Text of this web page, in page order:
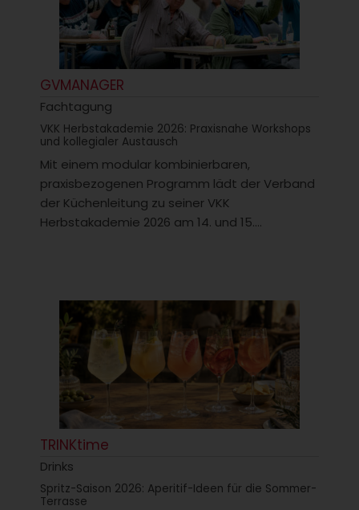
GVMANAGER
Fachtagung
VKK Herbstakademie 2026: Praxisnahe Workshops
und kollegialer Austausch
Mit einem modular kombinierbaren,
praxisbezogenen Programm lädt der Verband
der Küchenleitung zu seiner VKK
Herbstakademie 2026 am 14. und 15....
TRINKtime
Drinks
Spritz-Saison 2026: Aperitif-Ideen für die Sommer-
Terrasse